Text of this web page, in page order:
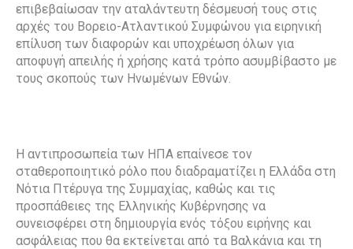
επιβεβαίωσαν την αταλάντευτη δέσμευσή τους στις
αρχές του Βορειο-Ατλαντικού Συμφώνου για ειρηνική
επίλυση των διαφορών και υποχρέωση όλων για
αποφυγή απειλής ή χρήσης κατά τρόπο ασυμβίβαστο με
τους σκοπούς των Ηνωμένων Εθνών.
Η αντιπροσωπεία των ΗΠΑ επαίνεσε τον
σταθεροποιητικό ρόλο που διαδραματίζει η Ελλάδα στη
Νότια Πτέρυγα της Συμμαχίας, καθώς και τις
προσπάθειες της Ελληνικής Κυβέρνησης να
συνεισφέρει στη δημιουργία ενός τόξου ειρήνης και
ασφάλειας που θα εκτείνεται από τα Βαλκάνια και τη